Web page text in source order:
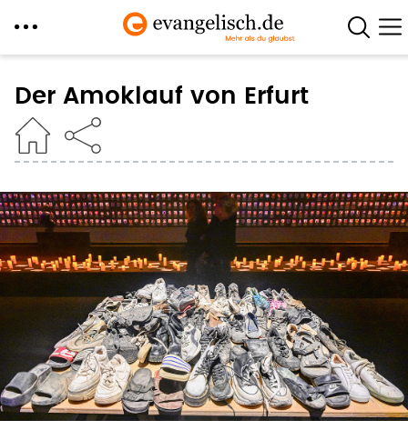
zum
Inhalt
Der Amoklauf von Erfurt